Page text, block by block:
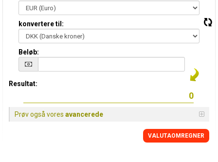
konvertere til:
Beløb:
Resultat:
Prøv også vores avancerede
VALUTAOMREGNER